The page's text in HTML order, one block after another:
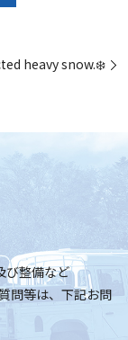
heavy snow.❄️
び整備など
問等は、 下記お問